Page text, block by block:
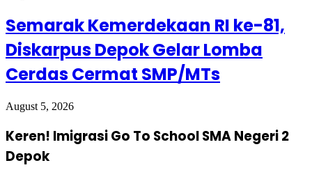
Semarak Kemerdekaan RI ke-81,
Diskarpus Depok Gelar Lomba
Cerdas Cermat SMP/MTs
August 5, 2026
Keren! Imigrasi Go To School SMA Negeri 2
Depok